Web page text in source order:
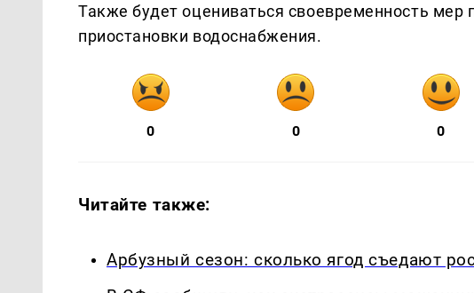
Также будет оцениваться своевременность
приостановки водоснабжения.
0 0 0
Читайте также:
Арбузный сезон: сколько ягод съедают